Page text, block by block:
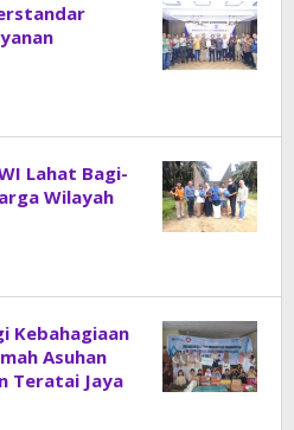
Lahat Bagi-
Wilayah
Kebahagiaan
Asuhan
Teratai Jaya